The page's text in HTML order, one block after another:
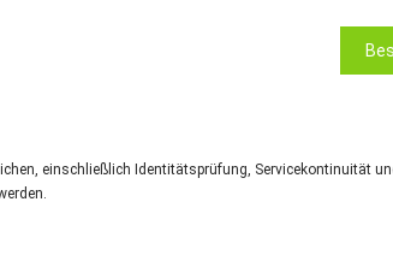
einschließlich Identitätsprüfung, Servicekontinuität